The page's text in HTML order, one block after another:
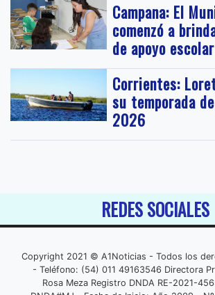
Campana: El
comenzó a
de apoyo
Corrientes:
su temporada
2026
REDES SOCIALES
Copyright 2021 © A1Noticias - Todos los
- Teléfono: (54) 011 49163546 Directora
Rosa Meza Registro DNDA RE-2021-